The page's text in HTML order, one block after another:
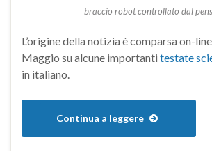
braccio robot controllato dal
L’origine della notizia è comparsa on-
Maggio su alcune importanti testate
in italiano.
Continua a leggere